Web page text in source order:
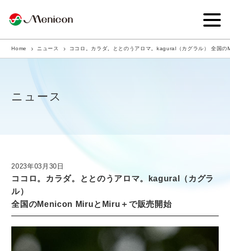
企業情報
商品サイト
ニュース
採用情報
医療従事者向け情報 GLOBAL
Home ニュース ココロ。カラダ。ととのうアロマ。kagural（カグラル） 全国
ニュース
2023年03月30日
ココロ。カラダ。ととのうアロマ。kagural（カグラ
ル）
全国のMenicon MiruとMiru＋で販売開始